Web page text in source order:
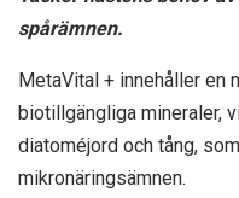
spårämnen.
MetaVital + innehåller en
biotillgängliga mineraler,
diatoméjord och tång,
mikronäringsämnen.